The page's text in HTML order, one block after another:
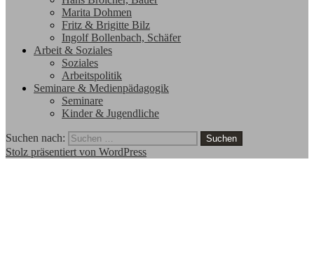
Marita Dohmen
Fritz & Brigitte Bilz
Ingolf Bollenbach, Schäfer
Arbeit & Soziales
Soziales
Arbeitspolitik
Seminare & Medienpädagogik
Seminare
Kinder & Jugendliche
Suchen nach:
Stolz präsentiert von WordPress